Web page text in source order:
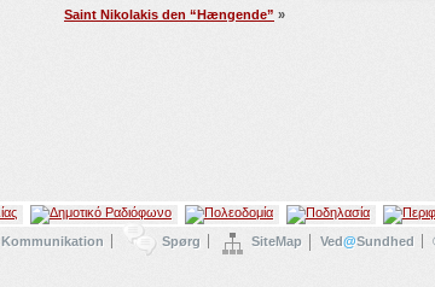
Saint Nikolakis den “Hængende” »
Kommunikation Spørg SiteMap Ved@Sundhed